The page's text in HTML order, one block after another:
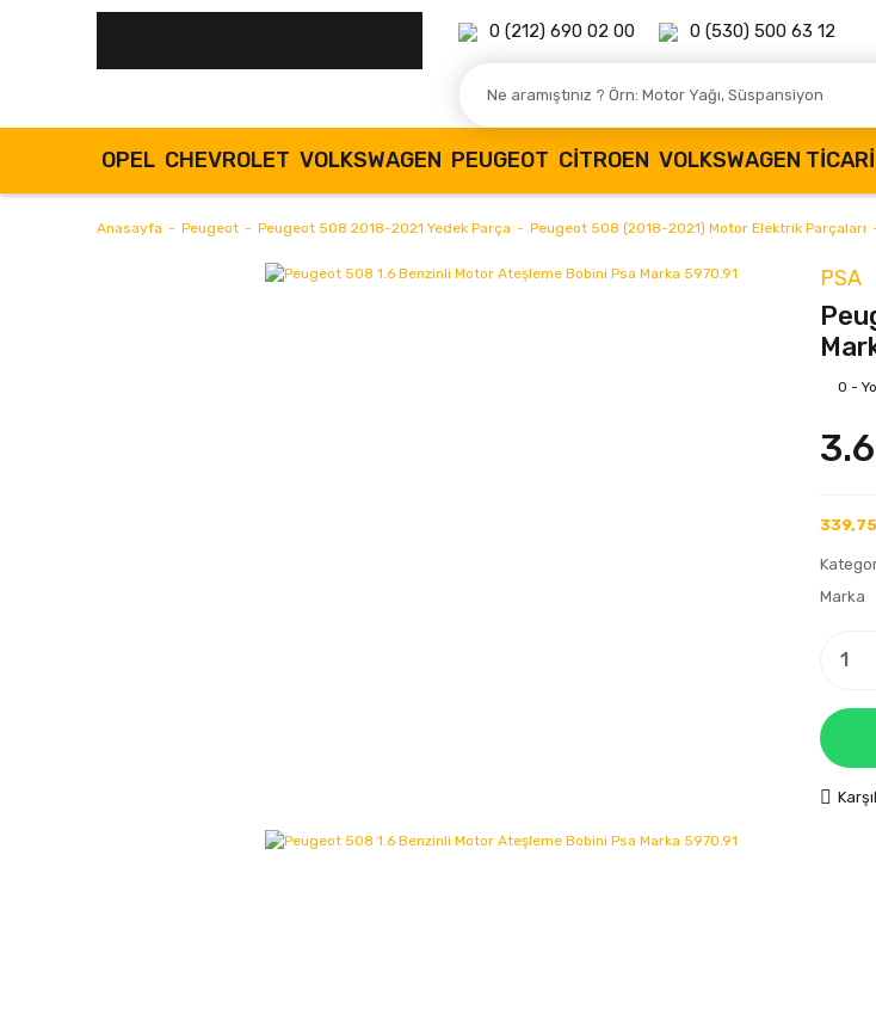
0 (212) 690 02 00 0 (530) 500 63 12
OPEL CHEVROLET VOLKSWAGEN PEUGEOT CITROEN VOLKSWAGEN TICARI
Anasayfa Peugeot Peugeot 508 2018-2021 Yedek Parça Peugeot 508 (2018-2021) Motor Elektrik Parçaları
PSA
0 -
Marka